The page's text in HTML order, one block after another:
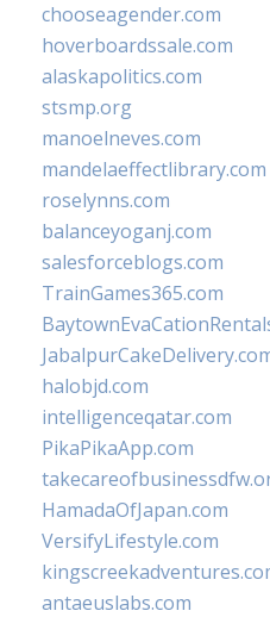
chooseagender.com
hoverboardssale.com
alaskapolitics.com
stsmp.org
manoelneves.com
mandelaeffectlibrary.com
roselynns.com
balanceyoganj.com
salesforceblogs.com
TrainGames365.com
halobjd.com
intelligenceqatar.com
PikaPikaApp.com
HamadaOfJapan.com
VersifyLifestyle.com
antaeuslabs.com